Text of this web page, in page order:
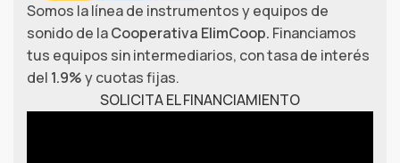
Somos la línea de instrumentos y equipos de
sonido de laCooperativa ElimCoop. Financiamos
tus equipos sin intermediarios, con tasa de interés
del 1.9%y cuotas fijas.
SOLICITA EL FINANCIAMIENTO